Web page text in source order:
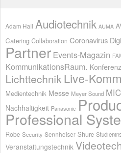
Adam Hall Audiotechnik AUMA
Catering Collaboration Coronavirus
Partner Events-Magazin
KommunikationsRaum.
Lichttechnik Live-
Medientechnik Messe Meyer Sound
Nachhaltigkeit Panasonic
Professional
Robe Security Sennheiser Shure
Veranstaltungstechnik